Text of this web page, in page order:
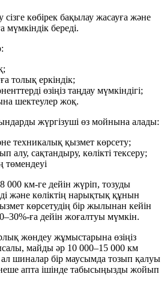
сізге көбірек бақылау жасауға және
береді.
толық еркіндік;
өзіңіз таңдау мүмкіндігі;
шектеулер жоқ.
жүргізуші өз мойнына алады:
техникалық қызмет көрсету;
алу, сақтандыру, көлікті тексеру;
төмендеуі
000 км-ге дейін жүріп, тозуды
және көліктің нарықтық құнын
көрсетудің бір жылынан кейін
ға дейін жоғалтуы мүмкін.
жөндеу жұмыстарына өзіңіз
майды әр 10 000–15 000 км
шиналар бір маусымда тозып қалуы
апта ішінде табысыңызды жойып